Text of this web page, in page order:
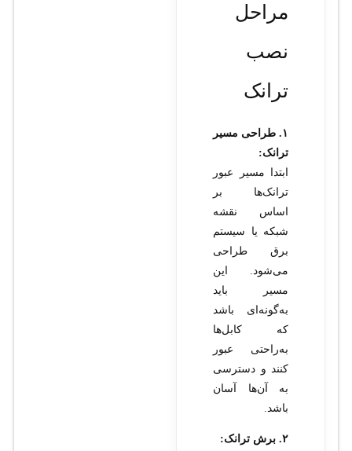
مراحل
نصب
ترانک
۱. طراحی مسیر
ترانک:
ابتدا مسیر عبور
ترانک‌ها بر
اساس نقشه
شبکه یا سیستم
برق طراحی
می‌شود. این
مسیر باید
به‌گونه‌ای باشد
که کابل‌ها
به‌راحتی عبور
کنند و دسترسی
به آن‌ها آسان
باشد.
۲. برش ترانک: